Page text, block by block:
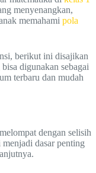
menyenangkan,
memahami pola
berikut ini disajikan
digunakan sebagai
terbaru dan mudah
dengan selisih
dasar penting